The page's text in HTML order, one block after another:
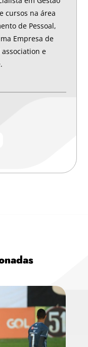
cursos na área
de Pessoal,
Empresa de
e